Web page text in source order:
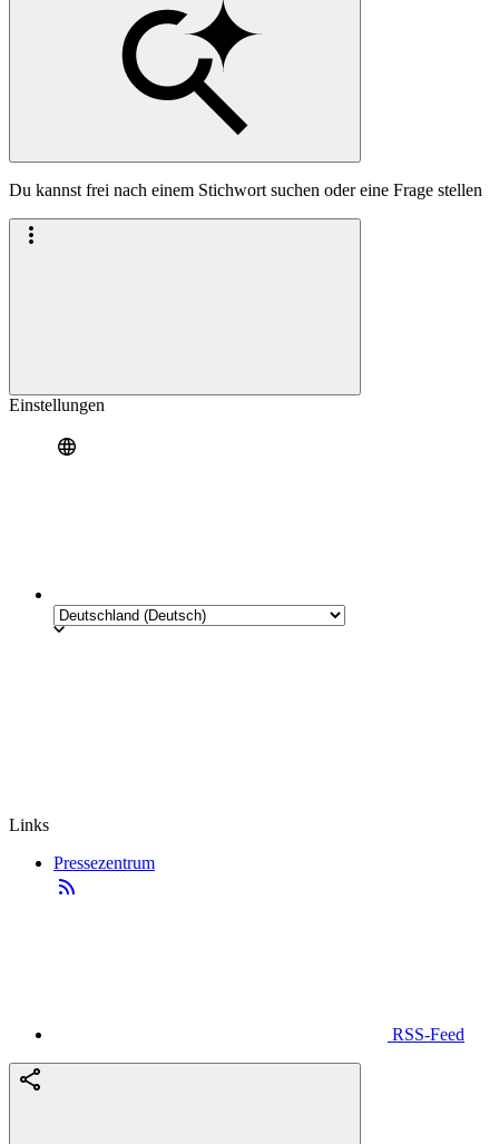
Du kannst frei nach einem Stichwort suchen oder eine Frage stellen
Einstellungen
Links
Pressezentrum
RSS-Feed